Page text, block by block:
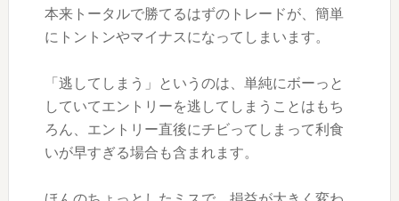
本来トータルで勝てるはずのトレードが、簡単
にトントンやマイナスになってしまいます。
「逃してしまう」というのは、単純にボーっと
していてエントリーを逃してしまうことはもち
ろん、エントリー直後にチビってしまって利食
いが早すぎる場合も含まれます。